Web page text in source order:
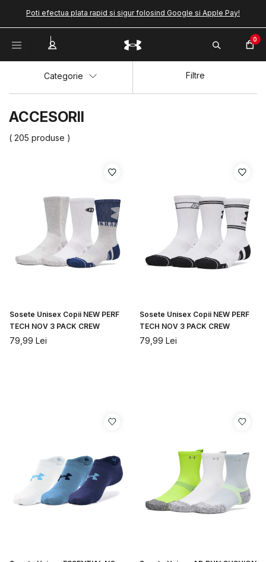
Poti efectua plata rapid si sigur folosind Google si Apple Pay!
0
ACCESORII
( 205 produse )
Categorie Filtre
Sosete Unisex Copii NEW PERF
TECH NOV 3 PACK CREW
79,99 Lei
Sosete Unisex Copii NEW PERF
TECH NOV 3 PACK CREW
79,99 Lei